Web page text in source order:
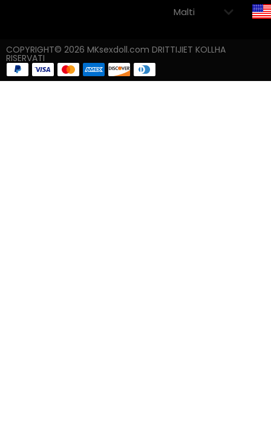
COPYRIGHT© 2026 MKsexdoll.com DRITTIJIET KOLLHA
RISERVATI